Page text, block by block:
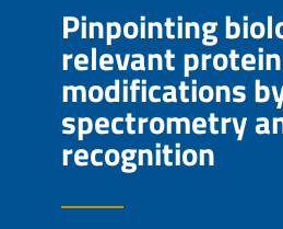
Pinpointing
relevant protein
modifications
spectrometry
recognition